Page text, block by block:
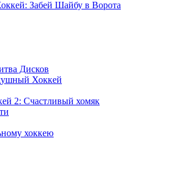
Забей Шайбу в Ворота
Дисков
Хоккей
2: Счастливый хомяк
хоккею